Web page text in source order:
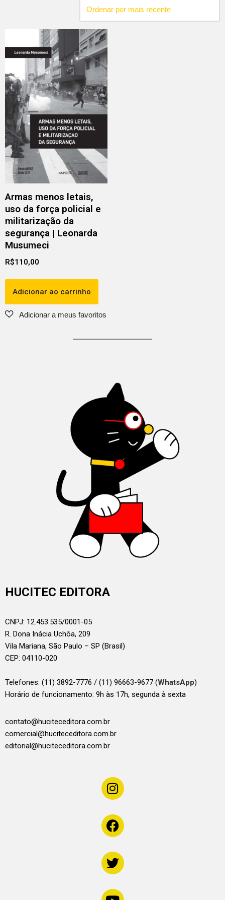
Armas menos letais,
uso da força policial e
militarização da
segurança | Leonarda
Musumeci
R$110,00
Adicionar ao carrinho
HUCITEC EDITORA
CNPJ: 12.453.535/0001-05
R. Dona Inácia Uchôa, 209
Vila Mariana, São Paulo – SP (Brasil)
CEP: 04110-020
Telefones: (11) 3892-7776 / (11) 96663-9677 (WhatsApp)
Horário de funcionamento: 9h às 17h, segunda à sexta
contato@huciteceditora.com.br
comercial@huciteceditora.com.br
editorial@huciteceditora.com.br